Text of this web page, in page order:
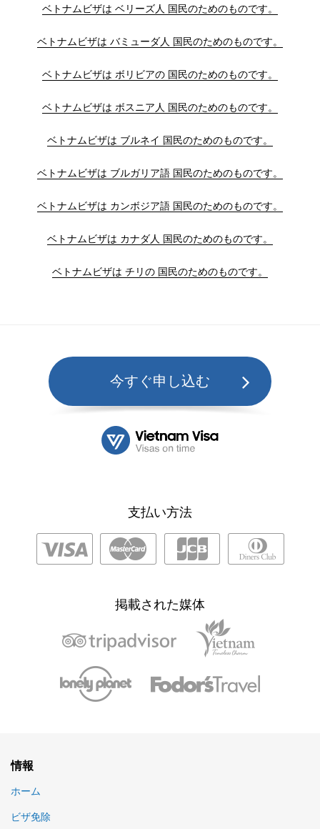
ベトナムビザは ベリーズ人 国民のためのものです。
ベトナムビザは バミューダ人 国民のためのものです。
ベトナムビザは ボリビアの 国民のためのものです。
ベトナムビザは ボスニア人 国民のためのものです。
ベトナムビザは ブルネイ 国民のためのものです。
ベトナムビザは ブルガリア語 国民のためのものです。
ベトナムビザは カンボジア語 国民のためのものです。
ベトナムビザは カナダ人 国民のためのものです。
ベトナムビザは チリの 国民のためのものです。
今すぐ申し込む
支払い方法
掲載された媒体
情報
ホーム
ビザ免除